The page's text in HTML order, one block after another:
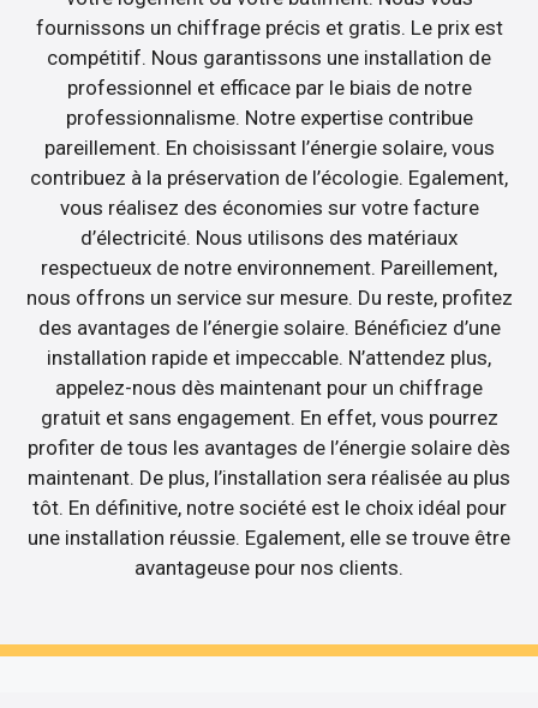
fournissons un chiffrage précis et gratis. Le prix est
compétitif. Nous garantissons une installation de
professionnel et efficace par le biais de notre
professionnalisme. Notre expertise contribue
pareillement. En choisissant l’énergie solaire, vous
contribuez à la préservation de l’écologie. Egalement,
vous réalisez des économies sur votre facture
d’électricité. Nous utilisons des matériaux
respectueux de notre environnement. Pareillement,
nous offrons un service sur mesure. Du reste, profitez
des avantages de l’énergie solaire. Bénéficiez d’une
installation rapide et impeccable. N’attendez plus,
appelez-nous dès maintenant pour un chiffrage
gratuit et sans engagement. En effet, vous pourrez
profiter de tous les avantages de l’énergie solaire dès
maintenant. De plus, l’installation sera réalisée au plus
tôt. En définitive, notre société est le choix idéal pour
une installation réussie. Egalement, elle se trouve être
avantageuse pour nos clients.